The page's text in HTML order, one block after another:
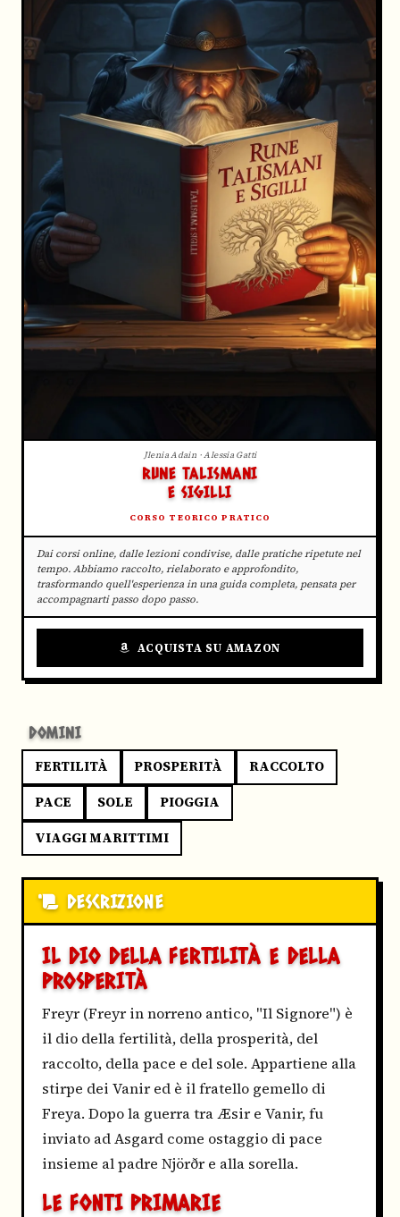
Jlenia Adain · Alessia Gatti
RUNE TALISMANI
E SIGILLI
CORSO TEORICO PRATICO
Dai corsi online, dalle lezioni condivise, dalle pratiche ripetute nel
tempo. Abbiamo raccolto, rielaborato e approfondito,
trasformando quell'esperienza in una guida completa, pensata per
accompagnarti passo dopo passo.
ACQUISTA SU AMAZON
DOMINI
FERTILITÀ PROSPERITÀ
RACCOLTO
PACE
SOLE
PIOGGIA
VIAGGI MARITTIMI
DESCRIZIONE
IL DIO DELLA FERTILITÀ E DELLA
PROSPERITÀ
Freyr (Freyr in norreno antico, "Il Signore") è
il dio della fertilità, della prosperità, del
raccolto, della pace e del sole. Appartiene alla
stirpe dei Vanir ed è il fratello gemello di
Freya. Dopo la guerra tra Æsir e Vanir, fu
inviato ad Asgard come ostaggio di pace
insieme al padre Njörðr e alla sorella.
LE FONTI PRIMARIE